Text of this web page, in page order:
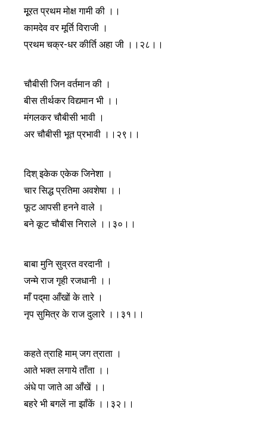
मूूरत प्रथम मोक्ष गामी की ।।
कामदेव वर मूर्ति विराजी ।
प्रथम चक्र-धर कीर्ति अहा जी ।।२८।।
चौबीसी जिन वर्तमान की ।
बीस तीर्थकर विद्यमान भी ।।
मंगलकर चौबीसी भावी ।
अर चौबीसी भूत प्रभावी ।।२९।।
दिश् इकेक एकेक जिनेशा ।
चार सिद्ध प्रतिमा अवशेषा ।।
फूट आपसी हनने वाले ।
बने कूट चौबीस निराले ।।३०।।
बाबा मुनि सुव्रत वरदानी ।
जन्मे राज गृही रजधानी ।।
माँ पद्‌मा आँखों के तारे ।
नृप सुमित्र के राज दुलारे ।।३१।।
कहते त्राहि माम् जग त्राता ।
आते भक्त लगाये ताँता ।।
अंधे पा जाते आ आँखें ।।
बहरे भी बगलें ना झाँकें ।।३२।।